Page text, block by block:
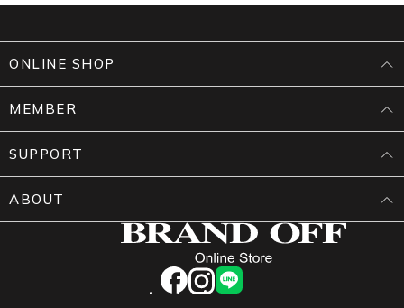
facebookinstagram
LINE
ONLINE SHOP
MEMBER
SUPPORT
ABOUT